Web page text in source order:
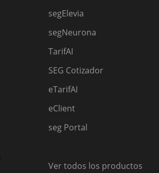
segElevia
segNeurona
TarifAI
SEG Cotizador
eTarifAI
eClient
seg Portal
Ver todos los productos